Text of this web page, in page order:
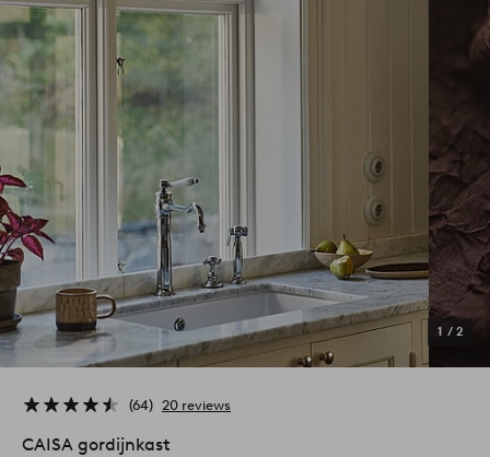
1 / 2
64 20 reviews
CAISA gordijnkast